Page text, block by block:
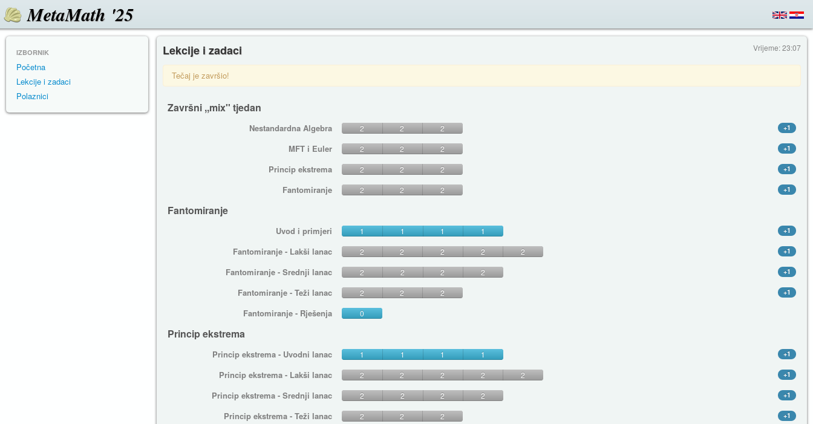
MetaMath '25
IZBORNIK
Početna
Lekcije i zadaci
Polaznici
Vrijeme: 23:07
Lekcije i zadaci
Tečaj je završio!
Završni ,,mix'' tjedan
Nestandardna Algebra 2 2 2 +1
MFT i Euler 2 2 2 +1
Princip ekstrema 2 2 2 +1
Fantomiranje 2 2 2 +1
Fantomiranje
Uvod i primjeri 1 1 1 1 +1
Fantomiranje - Lakši lanac 2 2 2 2 2 +1
Fantomiranje - Srednji lanac 2 2 2 2 +1
Fantomiranje - Teži lanac 2 2 2 +1
Fantomiranje - Rješenja 0
Princip ekstrema
Princip ekstrema - Uvodni lanac 1 1 1 1 +1
Princip ekstrema - Lakši lanac 2 2 2 2 2 +1
Princip ekstrema - Srednji lanac 2 2 2 2 +1
Princip ekstrema - Teži lanac 2 2 2 +1